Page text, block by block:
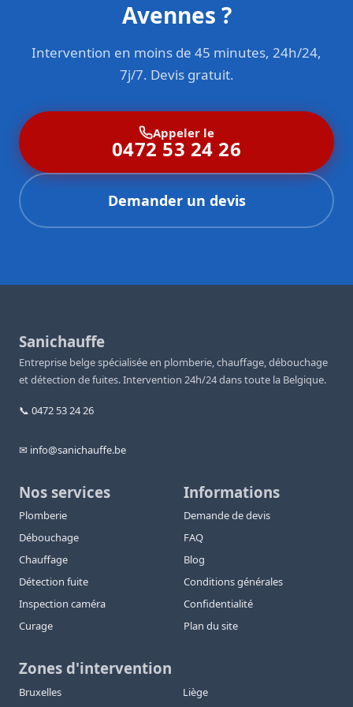
Avennes ?
Intervention en moins de 45 minutes, 24h/24,
7j/7. Devis gratuit.
Appeler le
0472 53 24 26
Demander un devis
Sanichauffe
Entreprise belge spécialisée en plomberie, chauffage, débouchage
et détection de fuites. Intervention 24h/24 dans toute la Belgique.
📞 0472 53 24 26
✉ info@sanichauffe.be
Nos services
Plomberie
Débouchage
Chauffage
Détection fuite
Inspection caméra
Curage
Informations
Demande de devis
FAQ
Blog
Conditions générales
Confidentialité
Plan du site
Zones d'intervention
Bruxelles Liège